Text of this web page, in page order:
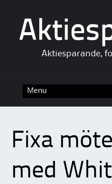
Aktiesparande,
Fixa
med